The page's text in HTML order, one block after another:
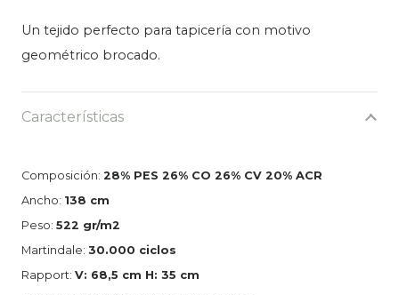
Un tejido perfecto para tapicería con motivo
geométrico brocado.
Características
Composición: 28% PES 26% CO 26% CV 20% ACR
Ancho: 138 cm
Peso: 522 gr/m2
Martindale: 30.000 ciclos
Rapport: V: 68,5 cm H: 35 cm